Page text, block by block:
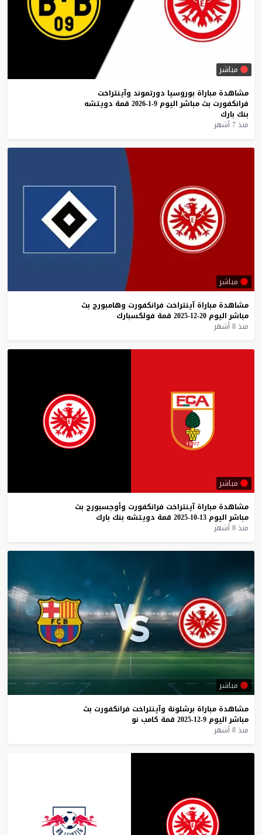
مباشر
مشاهدة مباراة بوروسيا دورتموند وآينتراخت
فرانكفورت بث مباشر اليوم 9-1-2026 قمة دويتشه
بنك بارك
منذ 7 أشهر
مباشر
مشاهدة مباراة آينتراخت فرانكفورت وهامبورج بث
مباشر اليوم 20-12-2025 قمة فولكسبارك
منذ 8 أشهر
مباشر
مشاهدة مباراة آينتراخت فرانكفورت وأوجسبورج بث
مباشر اليوم 13-10-2025 قمة دويتشه بنك بارك
منذ 8 أشهر
مباشر
مشاهدة مباراة برشلونة وآينتراخت فرانكفورت بث
مباشر اليوم 9-12-2025 قمة كامب نو
منذ 8 أشهر